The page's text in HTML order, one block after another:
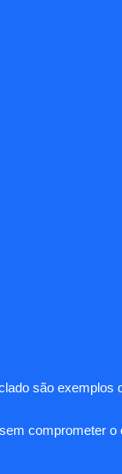
são exemplos
comprometer o